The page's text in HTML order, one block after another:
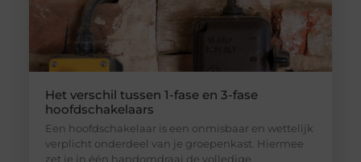
Het verschil tussen 1-fase en 3-fase
hoofdschakelaars
Een hoofdschakelaar is een onmisbaar en wettelijk
verplicht onderdeel van je groepenkast. Hiermee
zet je in één handomdraai de volledige